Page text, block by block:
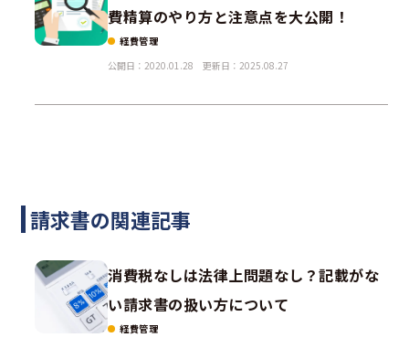
費精算のやり方と注意点を大公開！
経費管理
公開日：2020.01.28
更新日：2025.08.27
請求書の関連記事
消費税なしは法律上問題なし？記載がな
い請求書の扱い方について
経費管理